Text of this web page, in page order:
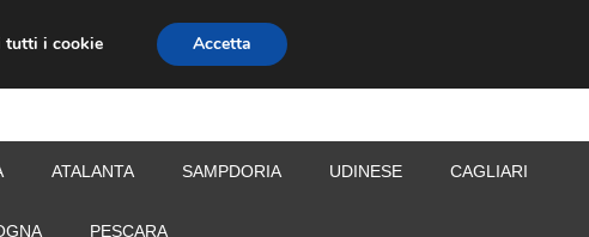
CALCIOMERCATO
ATALANTA SAMPDORIA UDINESE CAGLIARI
PESCARA
tutti i cookie
Accetta